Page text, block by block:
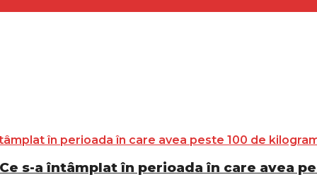
s-a întâmplat în perioada în care avea